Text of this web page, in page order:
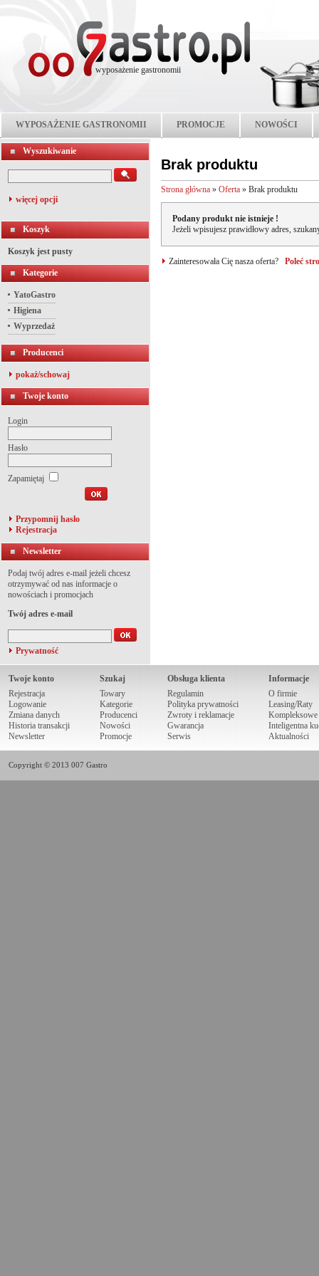
wyposażenie gastronomii
WYPOSAŻENIE GASTRONOMII PROMOCJE NOWOŚCI
Wyszukiwanie
więcej opcji
Koszyk
Koszyk jest pusty
Kategorie
YatoGastro
Higiena
Wyprzedaż
Producenci
pokaż/schowaj
Twoje konto
Login
Hasło
Zapamiętaj
Przypomnij hasło
Rejestracja
Newsletter
Podaj twój adres e-mail jeżeli chcesz
otrzymywać od nas informacje o
nowościach i promocjach
Twój adres e-mail
Prywatność
Brak produktu
Strona główna » Oferta » Brak produktu
Podany produkt nie istnieje !
Jeżeli wpisujesz prawidłowy adres,
Zainteresowała Cię nasza oferta? Poleć
Twoje konto
Rejestracja
Logowanie
Zmiana danych
Historia transakcji
Newsletter
Szukaj
Towary
Kategorie
Producenci
Nowości
Promocje
Obsługa klienta
Regulamin
Polityka prywatności
Zwroty i reklamacje
Gwarancja
Serwis
Informacje
O firmie
Leasing/Raty
Kompleksowe
Inteligentna
Aktualności
Copyright © 2013 007 Gastro